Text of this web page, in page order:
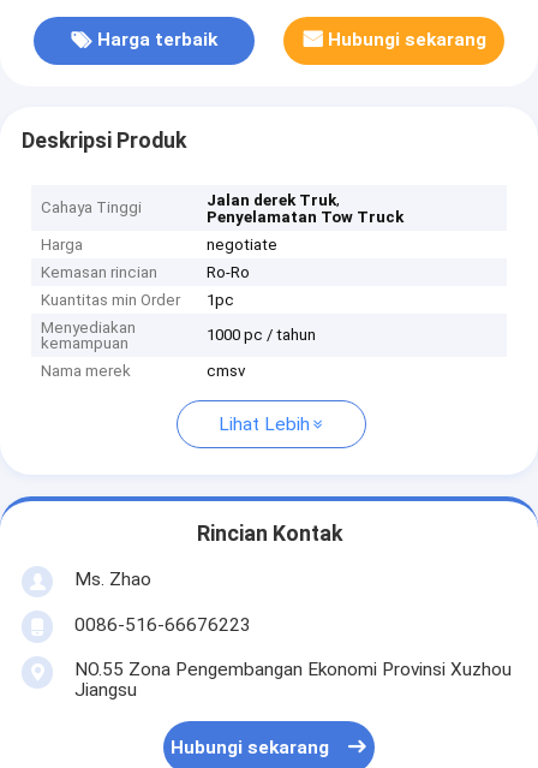
Harga terbaik Hubungi sekarang
Deskripsi Produk
Cahaya Tinggi Jalan derek Truk,
Penyelamatan Tow Truck
Harga
negotiate
Kemasan rincian
Ro-Ro
Kuantitas min Order
1pc
Menyediakan
kemampuan
1000 pc / tahun
Nama merek
cmsv
Lihat Lebih
Rincian Kontak
Ms. Zhao
0086-516-66676223
NO.55 Zona Pengembangan Ekonomi Provinsi Xuzhou
Jiangsu
Hubungi sekarang